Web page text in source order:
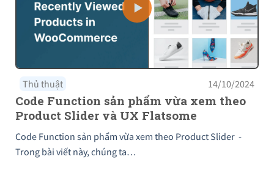
Thủ thuật 14/10/2024
Code Function sản phẩm vừa xem theo
Product Slider và UX Flatsome
Code Function sản phẩm vừa xem theo Product Slider -
Trong bài viết này, chúng ta…